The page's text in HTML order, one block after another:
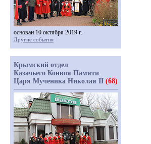
основан 10 октября 2019 г.
Другие события
Крымский отдел
Казачьего Конвоя Памяти
Царя Мученика Николая II (68)